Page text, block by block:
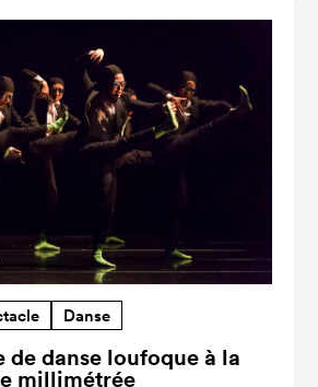
Danse
de danse loufoque à la
millimétrée